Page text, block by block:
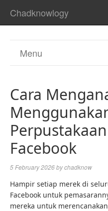
Chadknowlogy
Menu
Cara
Facebook
5 February 2026bychadknow
Hampir setiap merek di
Facebook untuk
mereka untuk